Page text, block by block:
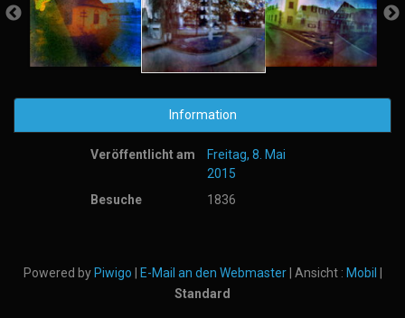
Information
Veröffentlicht am
Freitag, 8. Mai
2015
Besuche
1836
Powered by Piwigo E-Mail an den Webmaster| Ansicht : Mobil
Standard